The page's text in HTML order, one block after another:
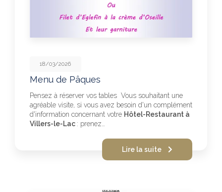
18/03/2026
Menu de Pâques
Pensez à réserver vos tables Vous souhaitant une
agréable visite, si vous avez besoin d'un complément
d'information concernant votre Hôtel-Restaurant à
Villers-le-Lac : prenez…
Lire la suite